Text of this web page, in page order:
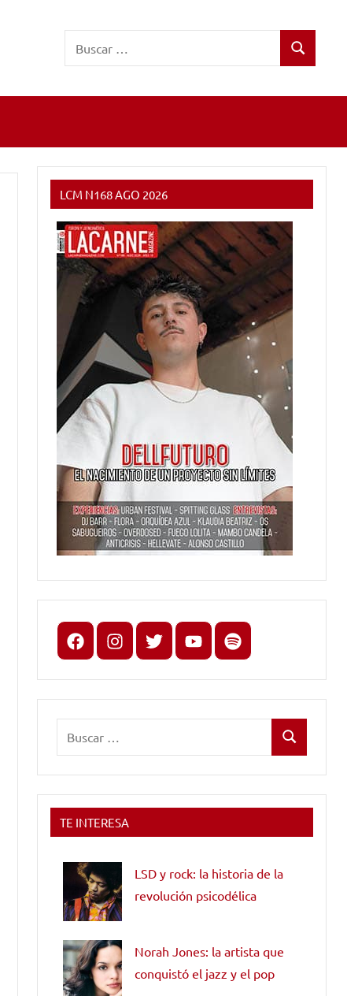
Buscar
LCM N168 AGO 2026
FacebookInstagram
X youtubespotify
Buscar
TE INTERESA
LSD y rock: la historia de la
revolución psicodélica
Norah Jones: la artista que
conquistó el jazz y el pop